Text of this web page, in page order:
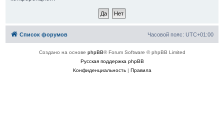
Список форумов Часовой пояс: UTC+01:00
Создано на основе phpBB® Forum Software © phpBB Limited
Русская поддержка phpBB
Конфиденциальность| Правила